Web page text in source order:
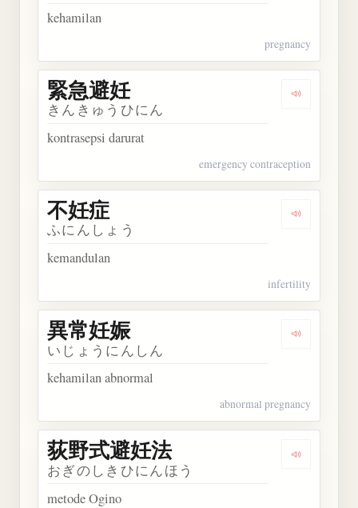
kehamilan
pregnancy
Dengarkan
緊急避妊
きんきゅうひにん
kontrasepsi darurat
emergency contraception
Dengarkan
不妊症
ふにんしょう
kemandulan
infertility
Dengarkan
異常妊娠
いじょうにんしん
kehamilan abnormal
abnormal pregnancy
Dengarkan
荻野式避妊法
おぎのしきひにんほう
metode Ogino